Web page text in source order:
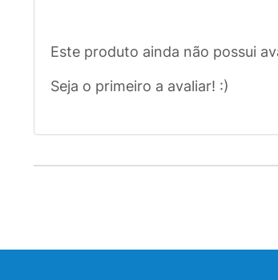
Este produto ainda não possui
Seja o primeiro a avaliar! :)